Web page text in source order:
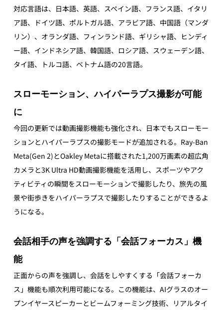
対応言語は、日本語、英語、スペイン語、フランス語、イタリ
ア語、ドイツ語、ポルトガル語、アラビア語、中国語（マンダ
リン）、オランダ語、フィンランド語、ギリシャ語、ヒンディ
ー語、インドネシア語、韓国語、ロシア語、スウェーデン語、
タイ語、トルコ語、ベトナム語の20言語。
スローモーション、ハイパーラプス撮影が可能
に
今回の更新では動画撮影機能も強化され、日本でもスローモー
ションとハイパーラプスの撮影モードが追加される。Ray-Ban
Meta(Gen 2)とOakley Metaに搭載された1,200万画素の超広角
カメラと3K Ultra HD動画撮影機能を活用し、スポーツやアク
ティビティの瞬間をスローモーションで撮影したり、旅先の風
景や街歩きをハイパーラプスで撮影したりすることができるよ
うになる。
会話相手の声を強調する「会話フォーカス」機
能
正面からの声を強調し、会話をしやすくする「会話フォーカ
ス」機能も順次利用可能になる。この機能は、AIグラスのオー
プンイヤースピーカーとビームフォーミング技術、リアルタイ